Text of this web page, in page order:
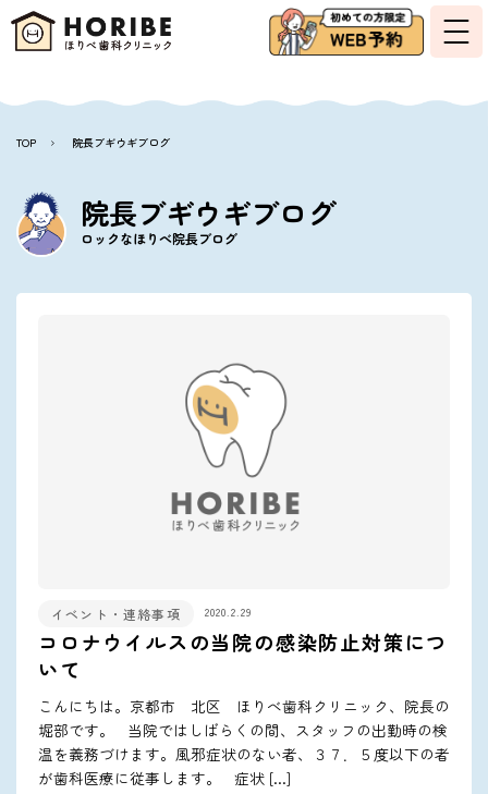
TOP 院長ブギウギブログ
院長ブギウギブログ
ロックなほりべ院長ブログ
イベント・連絡事項 2020.2.29
コロナウイルスの当院の感染防止対策につ
いて
こんにちは。京都市 北区 ほりべ歯科クリニック、院長の
堀部です。 当院ではしばらくの間、スタッフの出勤時の検
温を義務づけます。風邪症状のない者、３７．５度以下の者
が歯科医療に従事します。 症状 […]